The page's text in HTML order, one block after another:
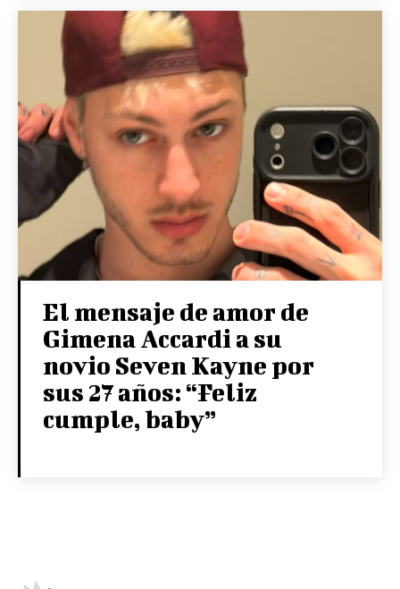
El mensaje de amor de
Gimena Accardi a su
novio Seven Kayne por
sus 27 años: “Feliz
cumple, baby”